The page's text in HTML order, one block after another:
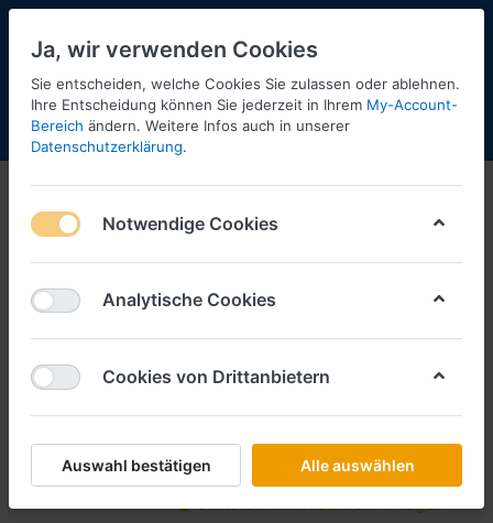
Menü Anmelden Shopaktualisierung
Zubehör
1-12 von 848
Filtern Sortieren
BUSCH
* Preise inkl. MwSt., zzgl.Versandkosten
Ja, wir verwenden Cookies
Sie entscheiden, welche Cookies Sie zulassen oder ablehnen.
Ihre Entscheidung können Sie jederzeit in Ihrem My-Account-
Bereich ändern. Weitere Infos auch in unserer
Datenschutzerklärung.
Notwendige Cookies
Analytische Cookies
Cookies von Drittanbietern
Auswahl bestätigen Alle auswählen